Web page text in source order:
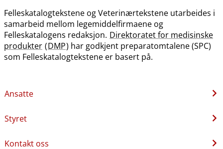
Felleskatalogtekstene og Veterinærtekstene utarbeides i
samarbeid mellom legemiddelfirmaene og
Felleskatalogens redaksjon. Direktoratet for medisinske
produkter (DMP) har godkjent preparatomtalene (SPC)
som Felleskatalogtekstene er basert på.
Ansatte
Styret
Kontakt oss